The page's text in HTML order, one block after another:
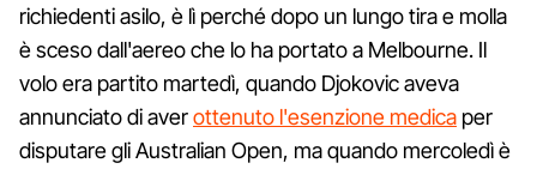
richiedenti asilo, è lì perché dopo un lungo tira e molla
è sceso dall'aereo che lo ha portato a Melbourne. Il
volo era partito martedì, quando Djokovic aveva
annunciato di averottenuto l'esenzione medica per
disputare gli Australian Open, ma quando mercoledì è